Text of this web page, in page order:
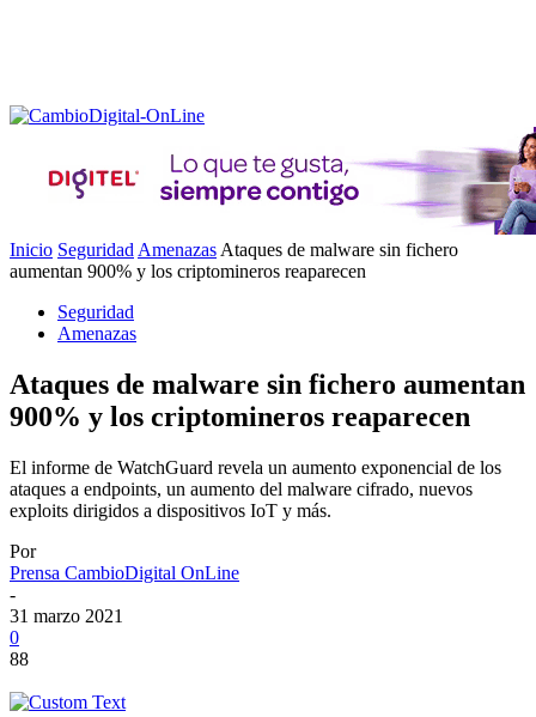
Inicio Seguridad Amenazas Ataques de malware sin fichero
aumentan 900% y los criptomineros reaparecen
Seguridad
Amenazas
Ataques de malware sin fichero aumentan
900% y los criptomineros reaparecen
El informe de WatchGuard revela un aumento exponencial de los
ataques a endpoints, un aumento del malware cifrado, nuevos
exploits dirigidos a dispositivos IoT y más.
Por
Prensa CambioDigital OnLine
-
31 marzo 2021
0
88